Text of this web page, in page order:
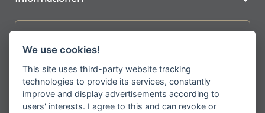
AGBs
Versand & Lieferkonditionen
Widerrufsbelehrung
Zahlungsarten
neueste Informationen zu unseren
Produkten
We use cookies!
This site uses third-party website tracking
technologies to provide its services, constantly
improve and display advertisements according to
users' interests. I agree to this and can revoke or